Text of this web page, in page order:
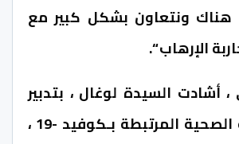
هناك ونتعاون بشكل كبير مع
الإرهاب “.
أشادت السيدة لوغال ، بتدبير
المغرب للأزمة الصحية المرتبطة بـكوفيد -19 ،